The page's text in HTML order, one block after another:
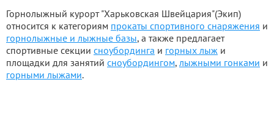
Горнолыжный курорт "Харьковская Швейцария"(Экип)
относится к категориям прокаты спортивного снаряжения и
горнолыжные и лыжные базы, а также предлагает
спортивные секции сноубординга и горных лыж и
площадки для занятий сноубордингом, лыжными гонками и
горными лыжами.